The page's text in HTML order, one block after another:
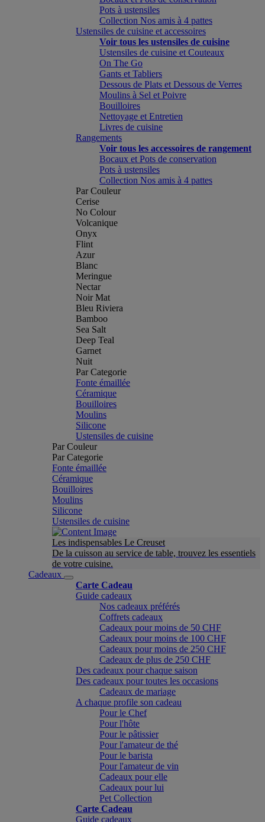
Pots à ustensiles
Collection Nos amis à 4 pattes
Ustensiles de cuisine et accessoires
Voir tous les ustensiles de cuisine
Ustensiles de cuisine et Couteaux
On The Go
Gants et Tabliers
Dessous de Plats et Dessous de Verres
Moulins à Sel et Poivre
Bouilloires
Nettoyage et Entretien
Livres de cuisine
Rangements
Voir tous les accessoires de rangement
Bocaux et Pots de conservation
Pots à ustensiles
Collection Nos amis à 4 pattes
Par Couleur
Cerise
No Colour
Volcanique
Onyx
Flint
Azur
Blanc
Meringue
Nectar
Noir Mat
Bleu Riviera
Bamboo
Sea Salt
Deep Teal
Garnet
Nuit
Par Categorie
Fonte émaillée
Céramique
Bouilloires
Moulins
Silicone
Ustensiles de cuisine
Par Couleur
Par Categorie
Fonte émaillée
Céramique
Bouilloires
Moulins
Silicone
Ustensiles de cuisine
Les indispensables Le Creuset
De la cuisson au service de table, trouvez les essentiels
de votre cuisine.
Cadeaux
Carte Cadeau
Guide cadeaux
Nos cadeaux préférés
Coffrets cadeaux
Cadeaux pour moins de 50 CHF
Cadeaux pour moins de 100 CHF
Cadeaux pour moins de 250 CHF
Cadeaux de plus de 250 CHF
Des cadeaux pour chaque saison
Des cadeaux pour toutes les occasions
Cadeaux de mariage
A chaque profile son cadeau
Pour le Chef
Pour l'hôte
Pour le pâtissier
Pour l'amateur de thé
Pour le barista
Pour l'amateur de vin
Cadeaux pour elle
Cadeaux pour lui
Pet Collection
Carte Cadeau
Guide cadeaux